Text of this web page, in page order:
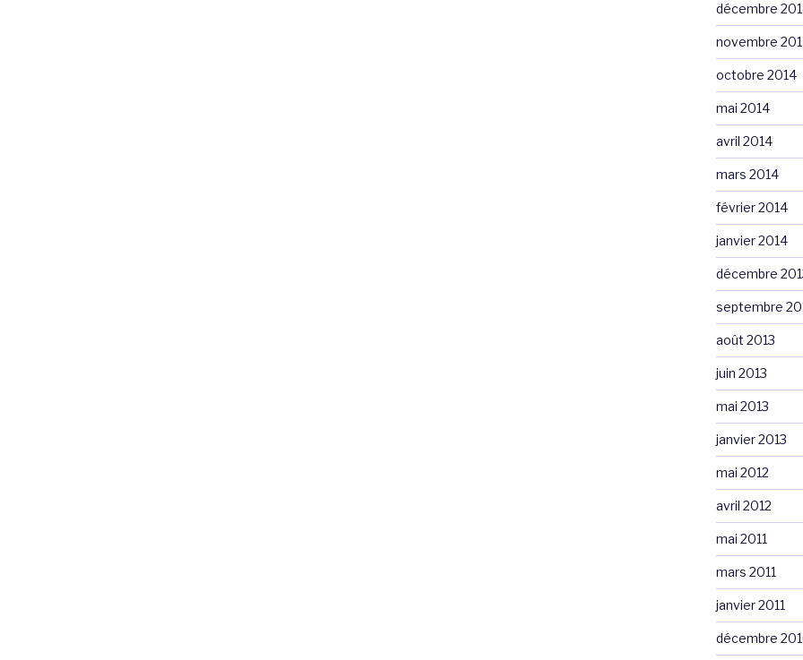
décembre
novembre
octobre 2014
mai 2014
avril 2014
mars 2014
février 2014
janvier 2014
décembre
septembre
août 2013
juin 2013
mai 2013
janvier 2013
mai 2012
avril 2012
mai 2011
mars 2011
janvier 2011
décembre